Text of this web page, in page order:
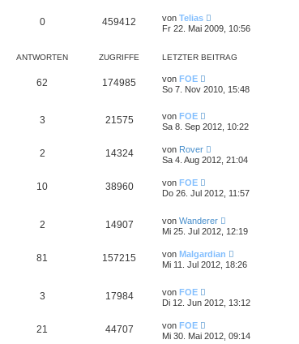
0 459412 von Telias
Fr 22. Mai 2009, 10:56
ANTWORTEN ZUGRIFFE LETZTER BEITRAG
62 174985 von FOE
So 7. Nov 2010, 15:48
3 21575 von FOE
Sa 8. Sep 2012, 10:22
2 14324 von Rover
Sa 4. Aug 2012, 21:04
10 38960 von FOE
Do 26. Jul 2012, 11:57
2 14907 von Wanderer
Mi 25. Jul 2012, 12:19
81 157215 von Malgardian
Mi 11. Jul 2012, 18:26
3 17984 von FOE
Di 12. Jun 2012, 13:12
21 44707 von FOE
Mi 30. Mai 2012, 09:14